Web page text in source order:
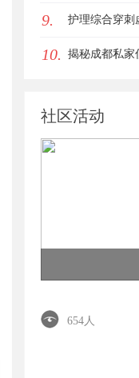
9. 护理综合穿刺
率？立方幻境
10. 揭秘成都私家
社区活动
654人